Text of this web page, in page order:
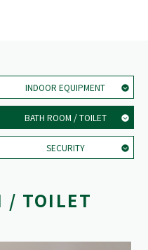
INDOOR EQUIPMENT
BATH ROOM / TOILET
SECURITY
/ TOILET